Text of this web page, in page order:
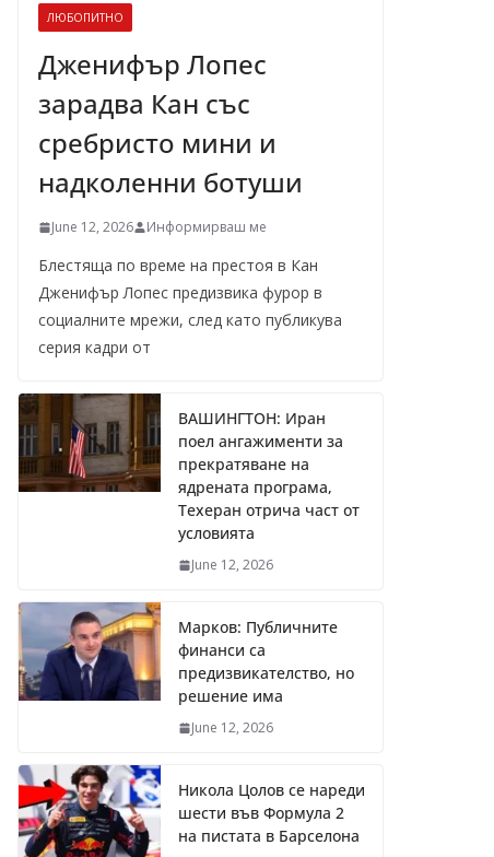
ЛЮБОПИТНО
Дженифър Лопес
зарадва Кан със
сребристо мини и
надколенни ботуши
June 12, 2026 Информирваш ме
Блестяща по време на престоя в Кан
Дженифър Лопес предизвика фурор в
социалните мрежи, след като публикува
серия кадри от
ВАШИНГТОН: Иран
поел ангажименти за
прекратяване на
ядрената програма,
Техеран отрича част от
условията
June 12, 2026
Марков: Публичните
финанси са
предизвикателство, но
решение има
June 12, 2026
Никола Цолов се нареди
шести във Формула 2
на пистата в Барселона